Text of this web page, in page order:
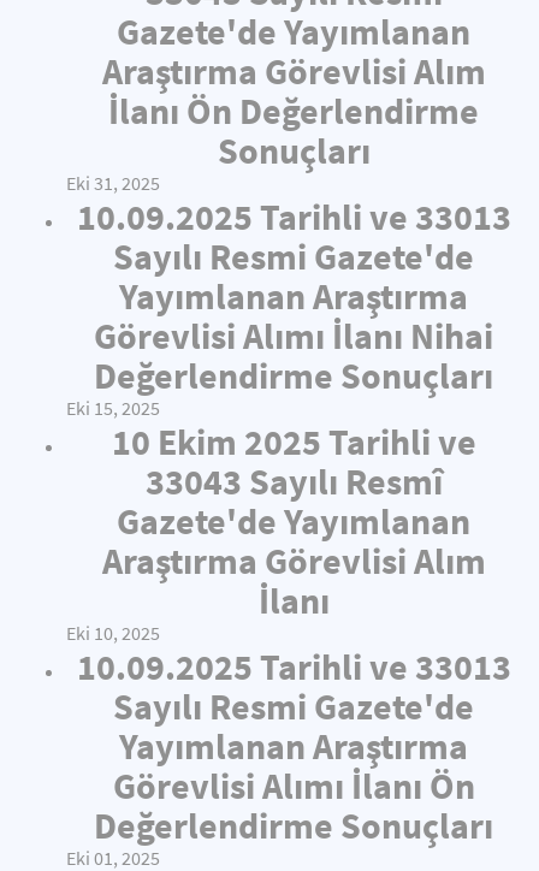
Gazete'de Yayımlanan
Araştırma Görevlisi Alım
İlanı Ön Değerlendirme
Sonuçları
Eki 31, 2025
10.09.2025 Tarihli ve 33013
Sayılı Resmi Gazete'de
Yayımlanan Araştırma
Görevlisi Alımı İlanı Nihai
Değerlendirme Sonuçları
Eki 15, 2025
10 Ekim 2025 Tarihli ve
33043 Sayılı Resmî
Gazete'de Yayımlanan
Araştırma Görevlisi Alım
İlanı
Eki 10, 2025
10.09.2025 Tarihli ve 33013
Sayılı Resmi Gazete'de
Yayımlanan Araştırma
Görevlisi Alımı İlanı Ön
Değerlendirme Sonuçları
Eki 01, 2025